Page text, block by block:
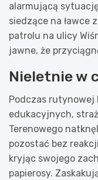
alarmującą
siedzące na ławce
patrolu na ulicy
jawne, że
Nieletnie w
Podczas rutynowej
edukacyjnych,
Terenowego
pozostać bez
kryjąc swojego
papierosy.